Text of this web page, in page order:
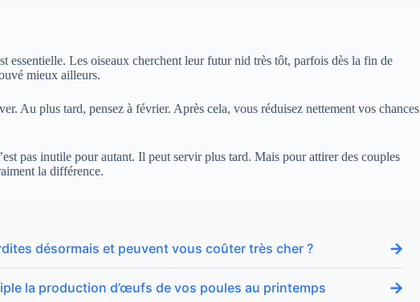
essentielle. Les oiseaux cherchent leur futur nid très tôt, parfois dès la fin de
mieux ailleurs.
Au plus tard, pensez à février. Après cela, vous réduisez nettement vos chances
pas inutile pour autant. Il peut servir plus tard. Mais pour attirer des couples
la différence.
désormais et peuvent vous coûter très cher ? →
la production d’œufs de vos poules au printemps →